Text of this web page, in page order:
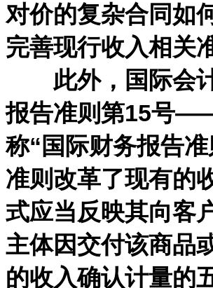
对价的复杂合同如
完善现行收入相关
此外，国际会计
报告准则第15号
称“国际财务报告
准则改革了现有的
式应当反映其向客
主体因交付该商品
的收入确认计量的